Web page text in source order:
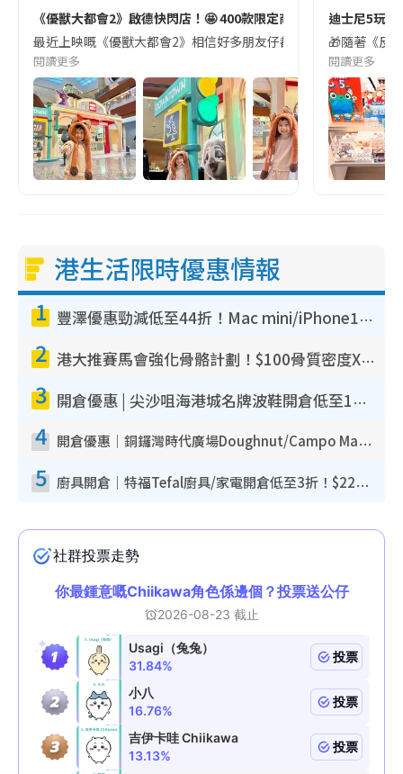
《優獸大都會2》啟德快閃店！🤩 400款限定商品等你嚟！
最近上映嘅《優獸大都會2》相信好多朋友仔都有睇📽️ 係啟德
閱讀更多
迪士尼5玩
🎁隨著《反
閱讀更多
港生活限時優惠情報
1 豐澤優惠勁減低至44折！Mac mini/iPhone17Pro大減價！廚房家電$220起
2 港大推賽馬會強化骨骼計劃！$100骨質密度X光檢查 完成免費運動訓練送超市禮券！附參加資格
3 開倉優惠 | 尖沙咀海港城名牌波鞋開倉低至1折！On鞋$899起／Joy&Peace鞋履$98起
4 開倉優惠｜銅鑼灣時代廣場Doughnut/Campo Marzio開倉低至1折！背囊、書包、手袋劈價$200起
5 廚具開倉｜特福Tefal廚具/家電開倉低至3折！$220起買平底鍋/炒鑊/湯煲！電飯煲/吸塵機/燙斗$418起